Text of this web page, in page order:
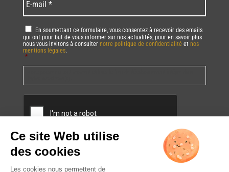
mail *
RGPD *
En soumettant ce formulaire, vous consentez à recevoir des emails
qui ont pour but de vous informer sur nos actualités, pour en savoir plus
nous vous invitons à consulter notre politique de confidentialité et nos
mentions légales.
*